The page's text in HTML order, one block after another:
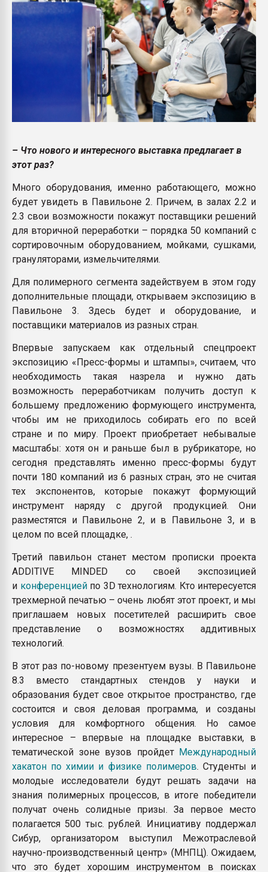
– Что нового и интересного выставка предлагает в
этот раз?
Много оборудования, именно работающего, можно
будет увидеть в Павильоне 2. Причем, в залах 2.2 и
2.3 свои возможности покажут поставщики решений
для вторичной переработки – порядка 50 компаний с
сортировочным оборудованием, мойками, сушками,
грануляторами, измельчителями.
Для полимерного сегмента задействуем в этом году
дополнительные площади, открываем экспозицию в
Павильоне 3. Здесь будет и оборудование, и
поставщики материалов из разных стран.
Впервые запускаем как отдельный спецпроект
экспозицию «Пресс-формы и штампы», считаем, что
необходимость такая назрела и нужно дать
возможность переработчикам получить доступ к
большему предложению формующего инструмента,
чтобы им не приходилось собирать его по всей
стране и по миру. Проект приобретает небывалые
масштабы: хотя он и раньше был в рубрикаторе, но
сегодня представлять именно пресс-формы будут
почти 180 компаний из 6 разных стран, это не считая
тех экспонентов, которые покажут формующий
инструмент наряду с другой продукцией. Они
разместятся и Павильоне 2, и в Павильоне 3, и в
целом по всей площадке, .
Третий павильон станет местом прописки проекта
ADDITIVE MINDED со своей экспозицией
и конференциейпо 3D технологиям. Кто интересуется
трехмерной печатью – очень любят этот проект, и мы
приглашаем новых посетителей расширить свое
представление о возможностях аддитивных
технологий.
В этот раз по-новому презентуем вузы. В Павильоне
8.3 вместо стандартных стендов у науки и
образования будет свое открытое пространство, где
состоится и своя деловая программа, и созданы
условия для комфортного общения. Но самое
интересное – впервые на площадке выставки, в
тематической зоне вузов пройдет Международный
хакатон по химии и физике полимеров. Студенты и
молодые исследователи будут решать задачи на
знания полимерных процессов, в итоге победители
получат очень солидные призы. За первое место
полагается 500 тыс. рублей. Инициативу поддержал
Сибур, организатором выступил Межотраслевой
научно-производственный центр» (МНПЦ). Ожидаем,
что это будет хорошим инструментом в поисках